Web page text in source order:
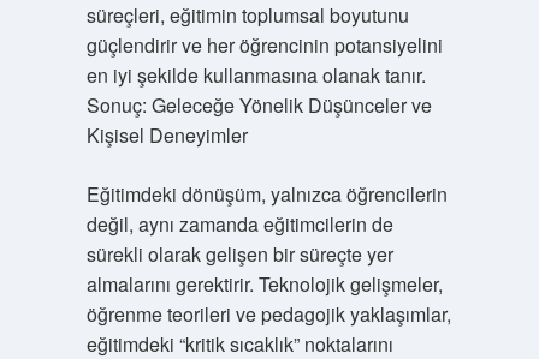
süreçleri, eğitimin toplumsal boyutunu
güçlendirir ve her öğrencinin potansiyelini
en iyi şekilde kullanmasına olanak tanır.
Sonuç: Geleceğe Yönelik Düşünceler ve
Kişisel Deneyimler
Eğitimdeki dönüşüm, yalnızca öğrencilerin
değil, aynı zamanda eğitimcilerin de
sürekli olarak gelişen bir süreçte yer
almalarını gerektirir. Teknolojik gelişmeler,
öğrenme teorileri ve pedagojik yaklaşımlar,
eğitimdeki “kritik sıcaklık” noktalarını